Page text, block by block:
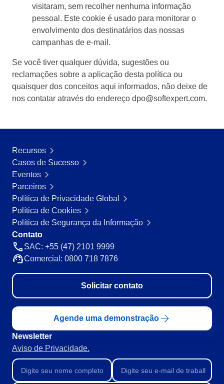
ISO 27001
IATF 16949
ISO 22000
ISO 42001
ISO/IEC 17025
FSSC 22000
COSO
ISO 14001
BSC
BPMN
CBOK
COBIT
ISO 20000
ISO 10015
ISO 22301
ISO 31000
ISO 26000
ISO 37001
ISO 19011
ISO 45001
ISO 55000
ITIL
ISO 14971
FDA 21 CFR Part 11
FDA 21 CFR Part 820
LGPD
Supplier
Supply
Time Control
visitaram, sem recolher nenhuma informação
pessoal. Este cookie é usado para monitorar o
envolvimento dos destinatários das nossas
campanhas de e-mail.
Se você tiver qualquer dúvida, sugestões ou
reclamações sobre a aplicação desta política ou
quaisquer dos conceitos aqui informados, não deixe de
nos contatar através do endereço dpo@softexpert.com.
Recursos
Casos de Sucesso
Eventos
Parceiros
Política de Privacidade Global
Política de Cookies
Política de Segurança da Informação
Contato
SAC: +55 (47) 2101 9999
Comercial: 0800 718 7876
Solicitar contato
Agende uma demonstração
Newsletter
Aviso de Privacidade.